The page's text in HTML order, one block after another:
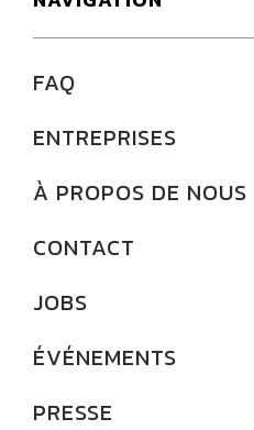
FAQ
ENTREPRISES
À PROPOS DE NOUS
CONTACT
JOBS
ÉVÉNEMENTS
PRESSE